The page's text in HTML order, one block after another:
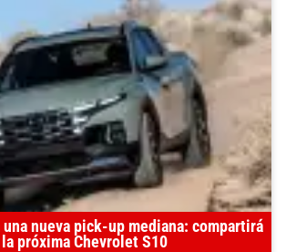
nueva pick-up mediana: compartirá
próxima Chevrolet S10